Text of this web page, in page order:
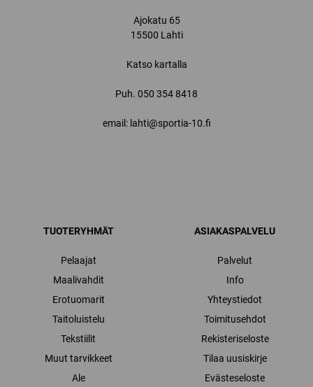
Ajokatu 65
15500 Lahti
Katso kartalla
Puh. 050 354 8418
email: lahti@sportia-10.fi
TUOTERYHMÄT
Pelaajat
Maalivahdit
Erotuomarit
Taitoluistelu
Tekstiilit
Muut tarvikkeet
Ale
ASIAKASPALVELU
Palvelut
Info
Yhteystiedot
Toimitusehdot
Rekisteriseloste
Tilaa uusiskirje
Evästeseloste